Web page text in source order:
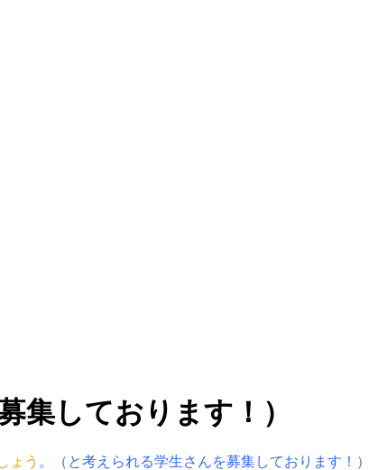
集しております！）
ょう 。（と考えられる学生さんを募集しております！）